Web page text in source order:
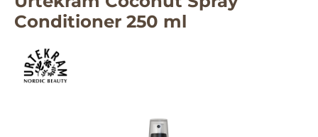
Conditioner 250 ml